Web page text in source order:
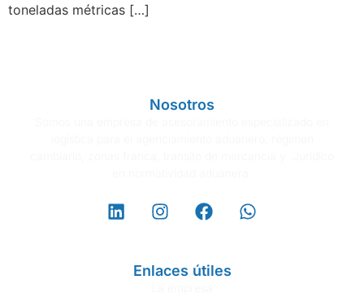
toneladas métricas […]
Nosotros
Enlaces útiles